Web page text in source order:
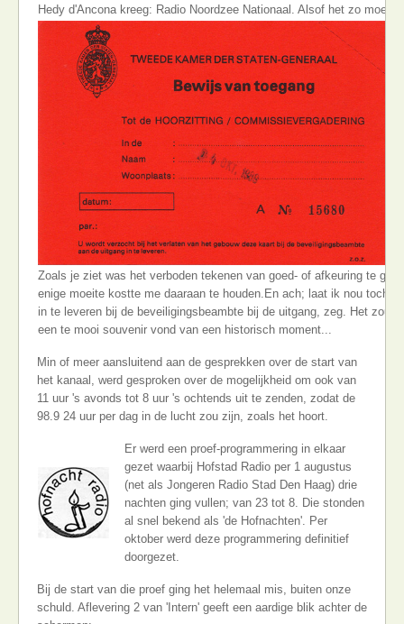
Hedy d'Ancona kreeg: Radio Noordzee Nationaal. Alsof het zo moest
Zoals je ziet was het verboden tekenen van goed- of afkeuring te
enige moeite kostte me daaraan te houden.En ach; laat ik nou toch
in te leveren bij de beveiligingsbeambte bij de uitgang, zeg. Het zou
een te mooi souvenir vond van een historisch moment...
Min of meer aansluitend aan de gesprekken over de start van
het kanaal, werd gesproken over de mogelijkheid om ook van
11 uur 's avonds tot 8 uur 's ochtends uit te zenden, zodat de
98.9 24 uur per dag in de lucht zou zijn, zoals het hoort.
Er werd een proef-programmering in elkaar
gezet waarbij Hofstad Radio per 1 augustus
(net als Jongeren Radio Stad Den Haag) drie
nachten ging vullen; van 23 tot 8. Die stonden
al snel bekend als 'de Hofnachten'. Per
oktober werd deze programmering definitief
doorgezet.
Bij de start van die proef ging het helemaal mis, buiten onze
schuld. Aflevering 2 van 'Intern' geeft een aardige blik achter de